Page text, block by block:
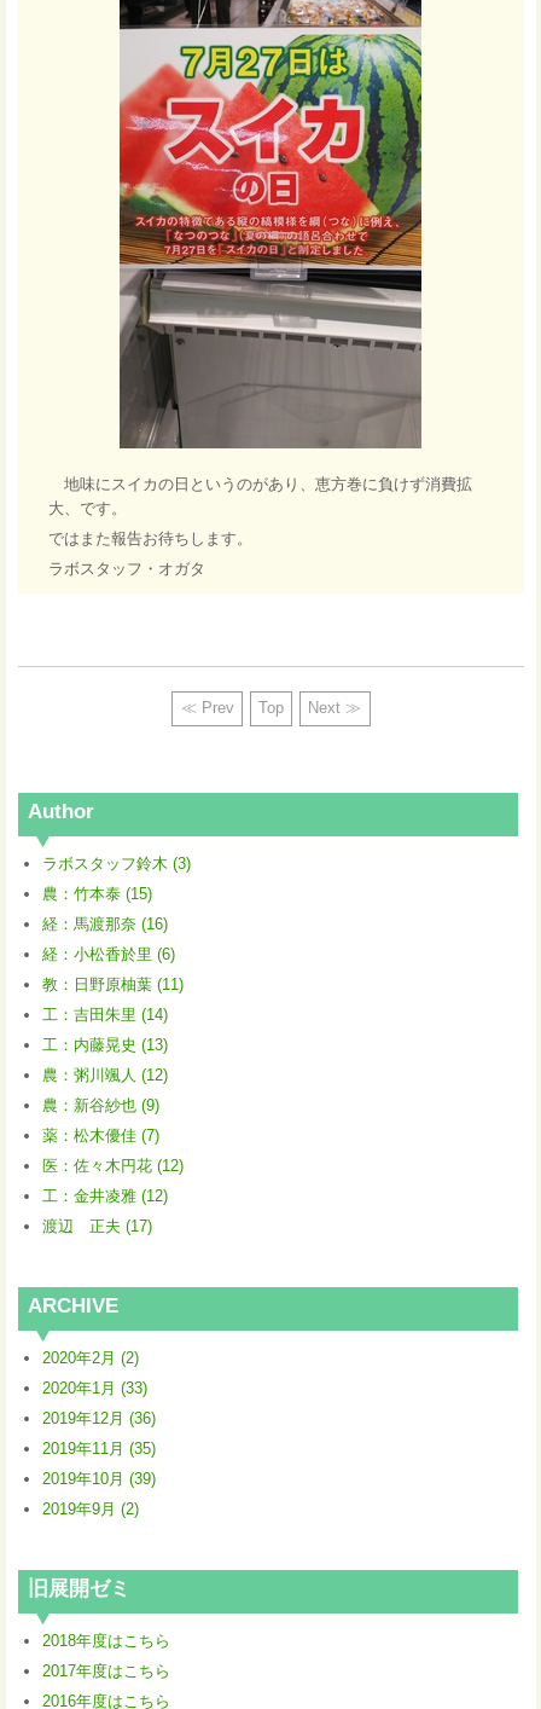
地味にスイカの日というのがあり、恵方巻に負けず消費拡
大、です。
ではまた報告お待ちします。
ラボスタッフ・オガタ
≪ Prev Top Next ≫
Author
ラボスタッフ鈴木 (3)
農：竹本泰 (15)
経：馬渡那奈 (16)
経：小松香於里 (6)
教：日野原柚葉 (11)
工：吉田朱里 (14)
工：内藤晃史 (13)
農：粥川颯人 (12)
農：新谷紗也 (9)
薬：松木優佳 (7)
医：佐々木円花 (12)
工：金井凌雅 (12)
渡辺 正夫 (17)
ARCHIVE
2020年2月 (2)
2020年1月 (33)
2019年12月 (36)
2019年11月 (35)
2019年10月 (39)
2019年9月 (2)
旧展開ゼミ
2018年度はこちら
2017年度はこちら
2016年度はこちら